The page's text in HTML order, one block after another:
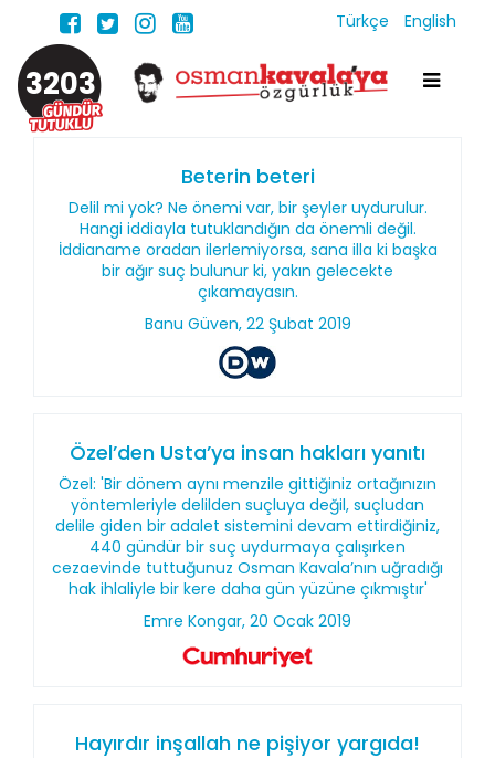
Türkçe English
3203
Beterin beteri
Delil mi yok? Ne önemi var, bir şeyler uydurulur.
Hangi iddiayla tutuklandığın da önemli değil.
İddianame oradan ilerlemiyorsa, sana illa ki başka
bir ağır suç bulunur ki, yakın gelecekte
çıkamayasın.
Banu Güven, 22 Şubat 2019
Özel’den Usta’ya insan hakları yanıtı
Özel: 'Bir dönem aynı menzile gittiğiniz ortağınızın
yöntemleriyle delilden suçluya değil, suçludan
delile giden bir adalet sistemini devam ettirdiğiniz,
440 gündür bir suç uydurmaya çalışırken
cezaevinde tuttuğunuz Osman Kavala’nın uğradığı
hak ihlaliyle bir kere daha gün yüzüne çıkmıştır'
Emre Kongar, 20 Ocak 2019
Hayırdır inşallah ne pişiyor yargıda!